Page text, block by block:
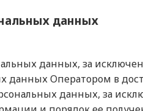
данных
данных, за
данных Оператором в
данных, за